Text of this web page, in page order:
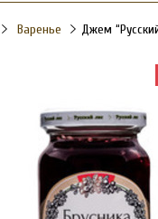
Варенье Джем